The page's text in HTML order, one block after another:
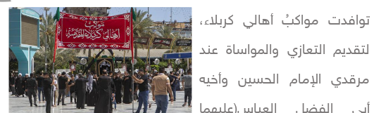
توافدت مواكبُ أهالي كربلاء،
لتقديم التعازي والمواساة عند
مرقدي الإمام الحسين وأخيه
أبي الفضل العباس(عليهما